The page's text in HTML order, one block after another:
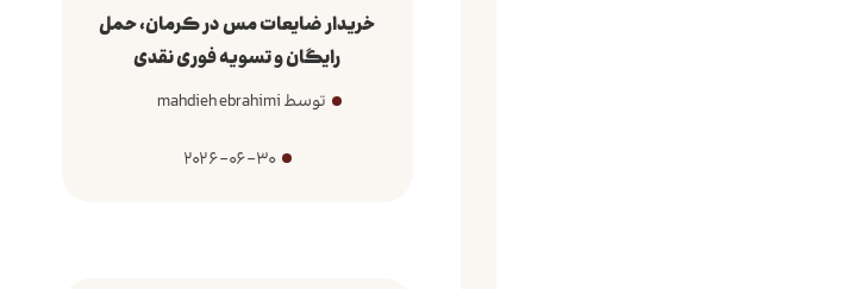
خریدار ضایعات مس در کرمان، حمل
رایگان و تسویه فوری نقدی
توسط mahdieh ebrahimi
2026-06-30